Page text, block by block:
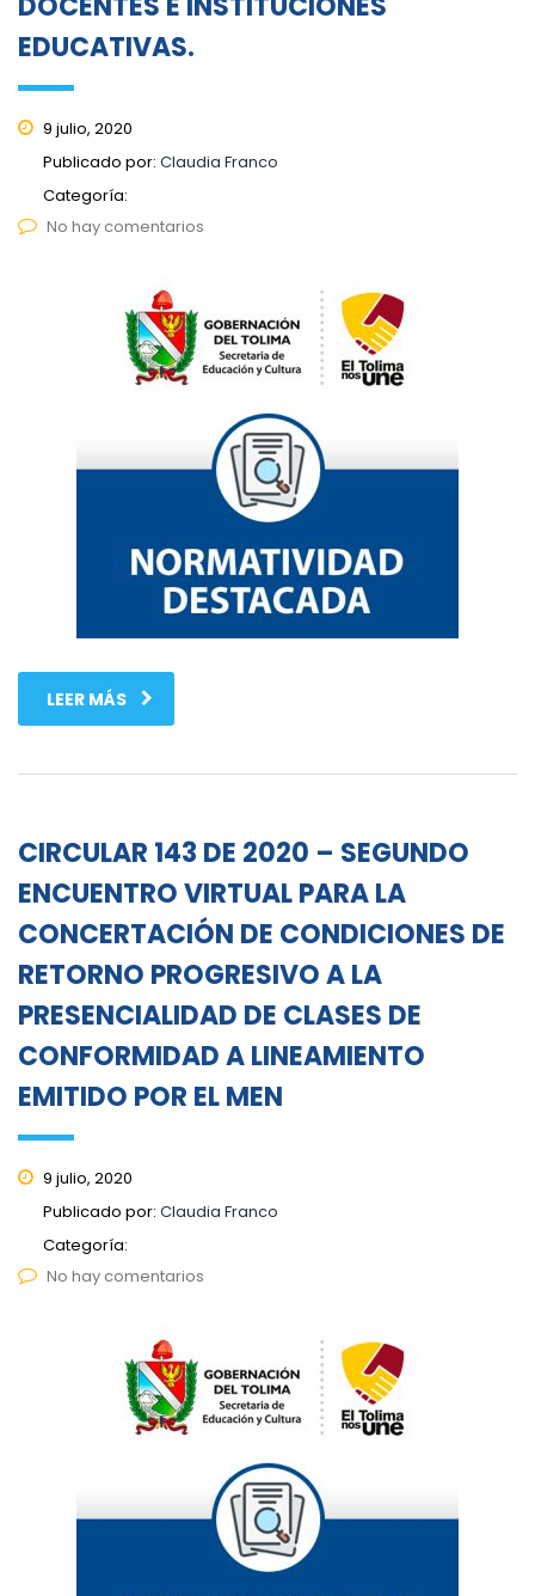
EDUCATIVAS.
9 julio, 2020
Publicado por: Claudia Franco
Categoría:
No hay comentarios
LEER MÁS
CIRCULAR 143 DE 2020 – SEGUNDO
ENCUENTRO VIRTUAL PARA LA
CONCERTACIÓN DE CONDICIONES DE
RETORNO PROGRESIVO A LA
PRESENCIALIDAD DE CLASES DE
CONFORMIDAD A LINEAMIENTO
EMITIDO POR EL MEN
9 julio, 2020
Publicado por: Claudia Franco
Categoría:
No hay comentarios